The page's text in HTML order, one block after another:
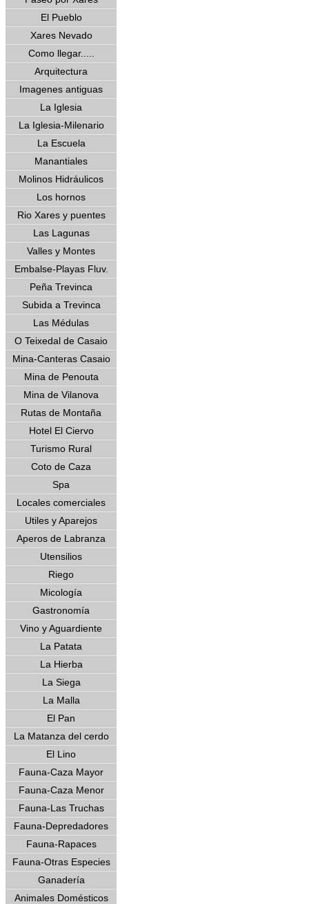
El Pueblo
Xares Nevado
Como llegar.....
Arquitectura
Imagenes antiguas
La Iglesia
La Iglesia-Milenario
La Escuela
Manantiales
Molinos Hidráulicos
Los hornos
Rio Xares y puentes
Las Lagunas
Valles y Montes
Embalse-Playas Fluv.
Peña Trevinca
Subida a Trevinca
Las Médulas
O Teixedal de Casaio
Mina-Canteras Casaio
Mina de Penouta
Mina de Vilanova
Rutas de Montaña
Hotel El Ciervo
Turismo Rural
Coto de Caza
Spa
Locales comerciales
Utiles y Aparejos
Aperos de Labranza
Utensilios
Riego
Micología
Gastronomía
Vino y Aguardiente
La Patata
La Hierba
La Siega
La Malla
El Pan
La Matanza del cerdo
El Lino
Fauna-Caza Mayor
Fauna-Caza Menor
Fauna-Las Truchas
Fauna-Depredadores
Fauna-Rapaces
Fauna-Otras Especies
Ganadería
Animales Domésticos